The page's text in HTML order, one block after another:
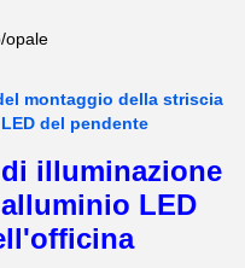
opale
montaggio della striscia
del pendente
illuminazione
LED